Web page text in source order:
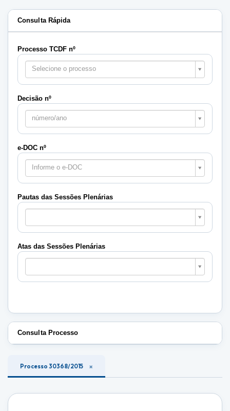
Consulta Rápida
Processo TCDF nº
Selecione o processo
Decisão nº
número/ano
e-DOC nº
Informe o e-DOC
Pautas das Sessões Plenárias
Pautas
Sessões
Plenárias
Atas das Sessões Plenárias
Atas
Sessões
Plenárias
Consulta Processo
Processo 30368/2015